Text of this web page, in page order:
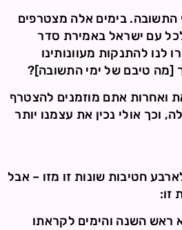
התשובה. בימים אלה מצטרפים
עם ישראל באמירת סדר
לנו להתנקות מעוונותינו
[מה טיבם של ימי התשובה]?
ואחרות אתם מוזמנים להצטרף
וכך אולי נכין את עצמנו יותר
חטיבות שונות זו מזו – אבל
זו:
ראש השנה והימים לקראתו